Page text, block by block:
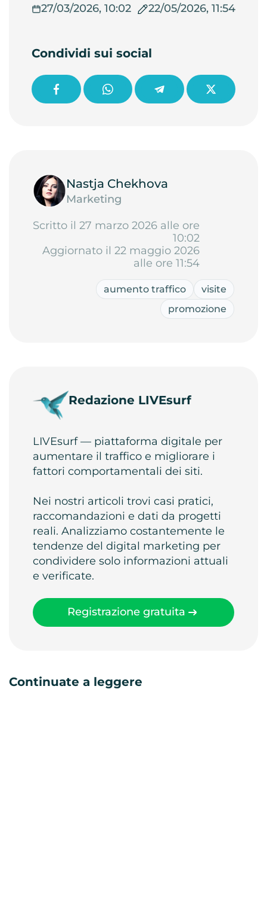
27/03/2026, 10:02
22/05/2026, 11:54
Condividi sui social
Nastja Chekhova
Marketing
Scritto il 27 marzo 2026 alle ore
10:02
Aggiornato il 22 maggio 2026
alle ore 11:54
aumento traffico
visite
promozione
Redazione LIVEsurf
LIVEsurf — piattaforma digitale per
aumentare il traffico e migliorare i
fattori comportamentali dei siti.
Nei nostri articoli trovi casi pratici,
raccomandazioni e dati da progetti
reali. Analizziamo costantemente le
tendenze del digital marketing per
condividere solo informazioni attuali
e verificate.
Registrazione gratuita
Continuate a leggere